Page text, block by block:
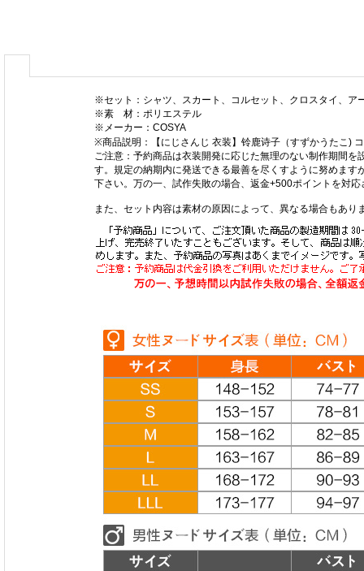
※セット：シャツ、スカート、コルセット、クロスタイ、ア
※素 材：ポリエステル
※メーカー：COSYA
※商品説明：【にじさんじ 衣装】铃鹿诗子（すずかうたこ)
ご注意：予約商品は衣装開発に応じた無理のない制作期間
す。規定の納期内に発送できる最善を尽くすように努めま
下さい。万の一、試作失敗の場合、返金+500ポイントを対
また、セット内容は素材の原因によって、異なる場合もあり